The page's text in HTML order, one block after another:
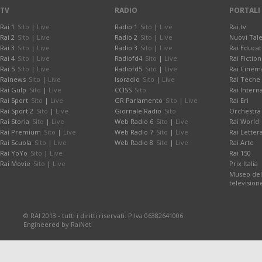
TV
Rai 1 Sito | Live
Rai 2 Sito | Live
Rai 3 Sito | Live
Rai 4 Sito | Live
Rai 5 Sito | Live
Rainews Sito | Live
Rai Gulp Sito | Live
Rai Sport Sito | Live
Rai Sport 2 Sito | Live
Rai Storia Sito | Live
Rai Premium Sito | Live
Rai Scuola Sito | Live
Rai YoYo Sito | Live
Rai Movie Sito | Live
RADIO
Radio 1 Sito | Live
Radio 2 Sito | Live
Radio 3 Sito | Live
Radiofd4 Sito | Live
Radiofd5 Sito | Live
Isoradio Sito | Live
CCISS Sito
GR Parlamento Sito | Live
Giornale Radio Sito
Web Radio 6 Sito | Live
Web Radio 7 Sito | Live
Web Radio 8 Sito | Live
PORTALI
Rai.tv
Nuovi
Rai
Rai Fiction
Rai
Rai Teche
Rai
Rai Eri
Rai World
Rai
Rai Arte
Rai 150
Prix Italia
Museo
© RAI 2013 - tutti i diritti riservati. P.Iva 06382641006
Engineered by RaiNet